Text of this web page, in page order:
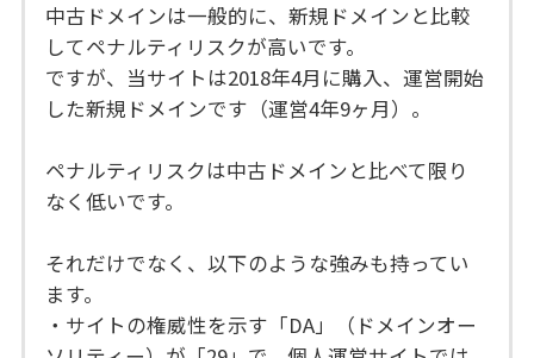
中古ドメインは一般的に、新規ドメインと比較
してペナルティリスクが高いです。
ですが、当サイトは2018年4月に購入、運営開始
した新規ドメインです（運営4年9ヶ月）。
ペナルティリスクは中古ドメインと比べて限り
なく低いです。
それだけでなく、以下のような強みも持ってい
ます。
・サイトの権威性を示す「DA」（ドメインオー